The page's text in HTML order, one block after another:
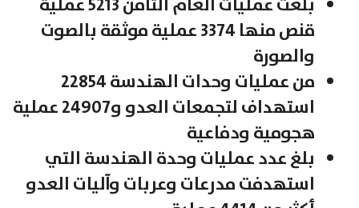
قنص منها 3374 عملية موثقة بالصوت
والصورة
من عمليات وحدات الهندسة 22854
استهداف لتجمعات العدو و24907 عملية
هجومية ودفاعية
بلغ عدد عمليات وحدة الهندسة التي
استهدفت مدرعات وعربات وآليات العدو